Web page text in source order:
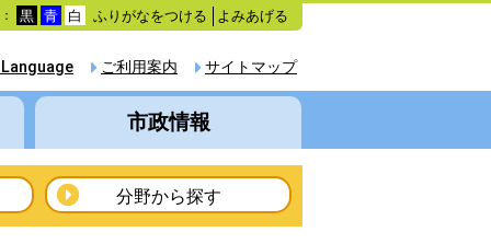
黒 青 白 ふりがなをつける よみあげる
サイトマップ
ご利用案内
市政情報
分野から探す